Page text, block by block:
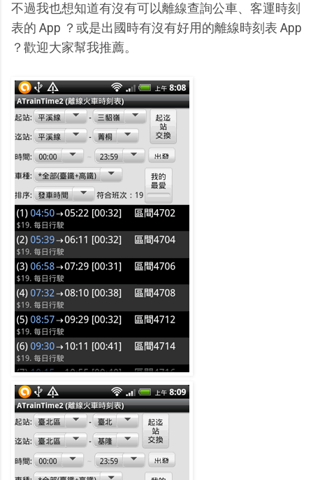
不過我也想知道有沒有可以離線查詢公車、客運時刻
表的 App ？或是出國時有沒有好用的離線時刻表 App
？歡迎大家幫我推薦。